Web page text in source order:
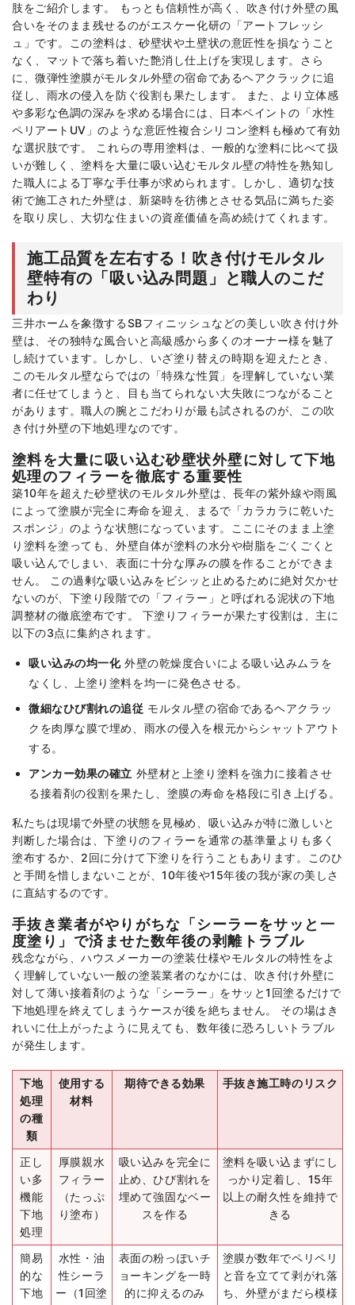
肢をご紹介します。 もっとも信頼性が高く、吹き付け外壁の風
合いをそのまま残せるのがエスケー化研の「アートフレッシ
ュ」です。この塗料は、砂壁状や土壁状の意匠性を損なうこと
なく、マットで落ち着いた艶消し仕上げを実現します。さら
に、微弾性塗膜がモルタル外壁の宿命であるヘアクラックに追
従し、雨水の侵入を防ぐ役割も果たします。 また、より立体感
や多彩な色調の深みを求める場合には、日本ペイントの「水性
ペリアートUV」のような意匠性複合シリコン塗料も極めて有効
な選択肢です。 これらの専用塗料は、一般的な塗料に比べて扱
いが難しく、塗料を大量に吸い込むモルタル壁の特性を熟知し
た職人による丁寧な手仕事が求められます。しかし、適切な技
術で施工された外壁は、新築時を彷彿とさせる気品に満ちた姿
を取り戻し、大切な住まいの資産価値を高め続けてくれます。
施工品質を左右する！吹き付けモルタル
壁特有の「吸い込み問題」と職人のこだ
わり
三井ホームを象徴するSBフィニッシュなどの美しい吹き付け外
壁は、その独特な風合いと高級感から多くのオーナー様を魅了
し続けています。しかし、いざ塗り替えの時期を迎えたとき、
このモルタル壁ならではの「特殊な性質」を理解していない業
者に任せてしまうと、目も当てられない大失敗につながること
があります。職人の腕とこだわりが最も試されるのが、この吹
き付け外壁の下地処理なのです。
塗料を大量に吸い込む砂壁状外壁に対して下地
処理のフィラーを徹底する重要性
築10年を超えた砂壁状のモルタル外壁は、長年の紫外線や雨風
によって塗膜が完全に寿命を迎え、まるで「カラカラに乾いた
スポンジ」のような状態になっています。ここにそのまま上塗
り塗料を塗っても、外壁自体が塗料の水分や樹脂をごくごくと
吸い込んでしまい、表面に十分な厚みの膜を作ることができま
せん。 この過剰な吸い込みをビシッと止めるために絶対欠かせ
ないのが、下塗り段階での「フィラー」と呼ばれる泥状の下地
調整材の徹底塗布です。 下塗りフィラーが果たす役割は、主に
以下の3点に集約されます。
吸い込みの均一化外壁の乾燥度合いによる吸い込みムラを
なくし、上塗り塗料を均一に発色させる。
微細なひび割れの追従 モルタル壁の宿命であるヘアクラッ
クを肉厚な膜で埋め、雨水の侵入を根元からシャットアウト
する。
アンカー効果の確立 外壁材と上塗り塗料を強力に接着させ
る接着剤の役割を果たし、塗膜の寿命を格段に引き上げる。
私たちは現場で外壁の状態を見極め、吸い込みが特に激しいと
判断した場合は、下塗りのフィラーを通常の基準量よりも多く
塗布するか、2回に分けて下塗りを行うこともあります。このひ
と手間を惜しまないことが、10年後や15年後の我が家の美しさ
に直結するのです。
手抜き業者がやりがちな「シーラーをサッと一
度塗り」で済ませた数年後の剥離トラブル
残念ながら、ハウスメーカーの塗装仕様やモルタルの特性をよ
く理解していない一般の塗装業者のなかには、吹き付け外壁に
対して薄い接着剤のような「シーラー」をサッと1回塗るだけで
下地処理を終えてしまうケースが後を絶ちません。 その場はき
れいに仕上がったように見えても、数年後に恐ろしいトラブル
が発生します。
下地
処理
の種
類
使用する
材料
期待できる効果 手抜き施工時のリスク
正し
い多
機能
下地
処理
厚膜親水
フィラー
（たっぷ
り塗布）
吸い込みを完全に
止め、ひび割れを
埋めて強固なベー
スを作る
塗料を吸い込まずにし
っかり定着し、15年
以上の耐久性を維持で
きる
簡易
的な
下地
水性・油
性シーラ
ー（1回塗
表面の粉っぽいチ
ョーキングを一時
的に抑えるのみ
塗膜が数年でペリペリ
と音を立てて剥がれ落
ち、外壁がまだら模様